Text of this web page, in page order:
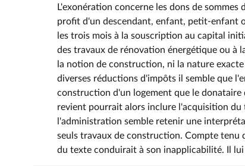
L'exonération concerne les dons de
profit d'un descendant, enfant, petit-enfant
les trois mois à la souscription au capital
des travaux de rénovation énergétique ou à
la notion de construction, ni la nature
diverses réductions d'impôts il semble que
construction d'un logement que le donataire
revient pourrait alors inclure l'acquisition du
l'administration semble retenir une
seuls travaux de construction. Compte
du texte conduirait à son inapplicabilité. Il